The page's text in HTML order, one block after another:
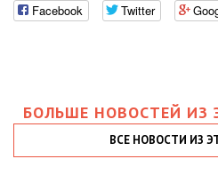
Facebook Twitter
БОЛЬШЕ НОВОСТЕЙ ИЗ
ВСЕ НОВОСТИ ИЗ